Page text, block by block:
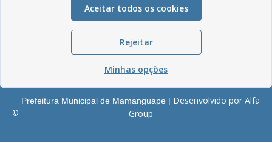
Glossário
Serviços Internos
©
Prefeitura Municipal de Mamanguape | Desenvolvido por Alfa
Group
Aceitar todos os cookies
Rejeitar
Minhas opções